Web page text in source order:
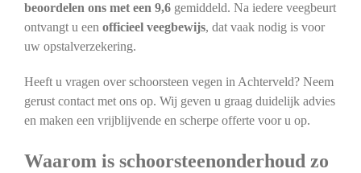
beoordelen ons met een 9,6gemiddeld. Na iedere veegbeurt
ontvangt u een officieel veegbewijs, dat vaak nodig is voor
uw opstalverzekering.
Heeft u vragen over schoorsteen vegen in Achterveld? Neem
gerust contact met ons op. Wij geven u graag duidelijk advies
en maken een vrijblijvende en scherpe offerte voor u op.
Waarom is schoorsteenonderhoud zo